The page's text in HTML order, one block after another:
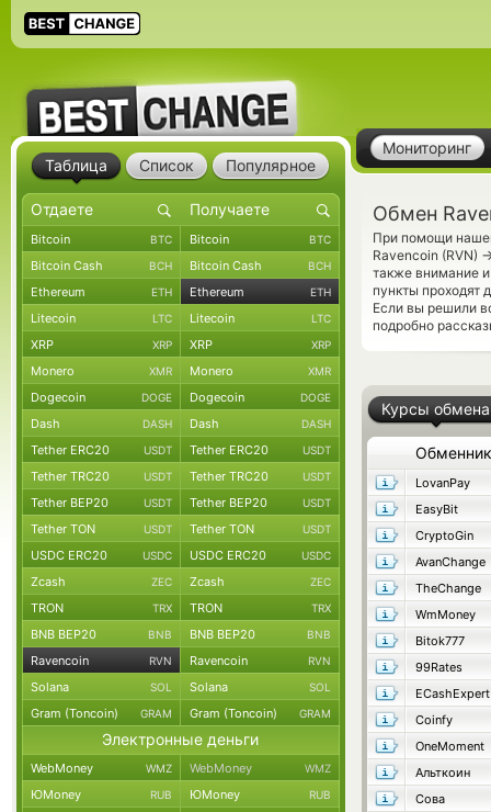
Мониторинг
Обмен
При помощи
Ravencoin (RVN)
также внимание
пункты проходят
Если вы решили
подробно
Курсы обмена
Обменник
LovanPay
EasyBit
CryptoGin
AvanChange
TheChange
WmMoney
Bitok777
99Rates
ECashExpert
Coinfy
OneMoment
Альткоин
Сова
Таблица Список Популярное
Bitcoin BTC Bitcoin BTC
Bitcoin Cash BCH Bitcoin Cash BCH
Ethereum ETH Ethereum ETH
Litecoin LTC Litecoin LTC
XRP XRP XRP XRP
Monero XMR Monero XMR
Dogecoin DOGE Dogecoin DOGE
Dash DASH Dash DASH
Tether ERC20 USDT Tether ERC20 USDT
Tether TRC20 USDT Tether TRC20 USDT
Tether BEP20 USDT Tether BEP20 USDT
Tether TON USDT Tether TON USDT
USDC ERC20 USDC USDC ERC20 USDC
Zcash ZEC Zcash ZEC
TRON TRX TRON TRX
BNB BEP20 BNB BNB BEP20 BNB
Ravencoin RVN Ravencoin RVN
Solana SOL Solana SOL
Gram (Toncoin) GRAM Gram (Toncoin) GRAM
Электронные деньги
WebMoney WMZ WebMoney WMZ
ЮMoney RUB ЮMoney RUB